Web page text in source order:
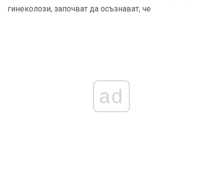
гинеколози, започват да осъзнават, че
ad